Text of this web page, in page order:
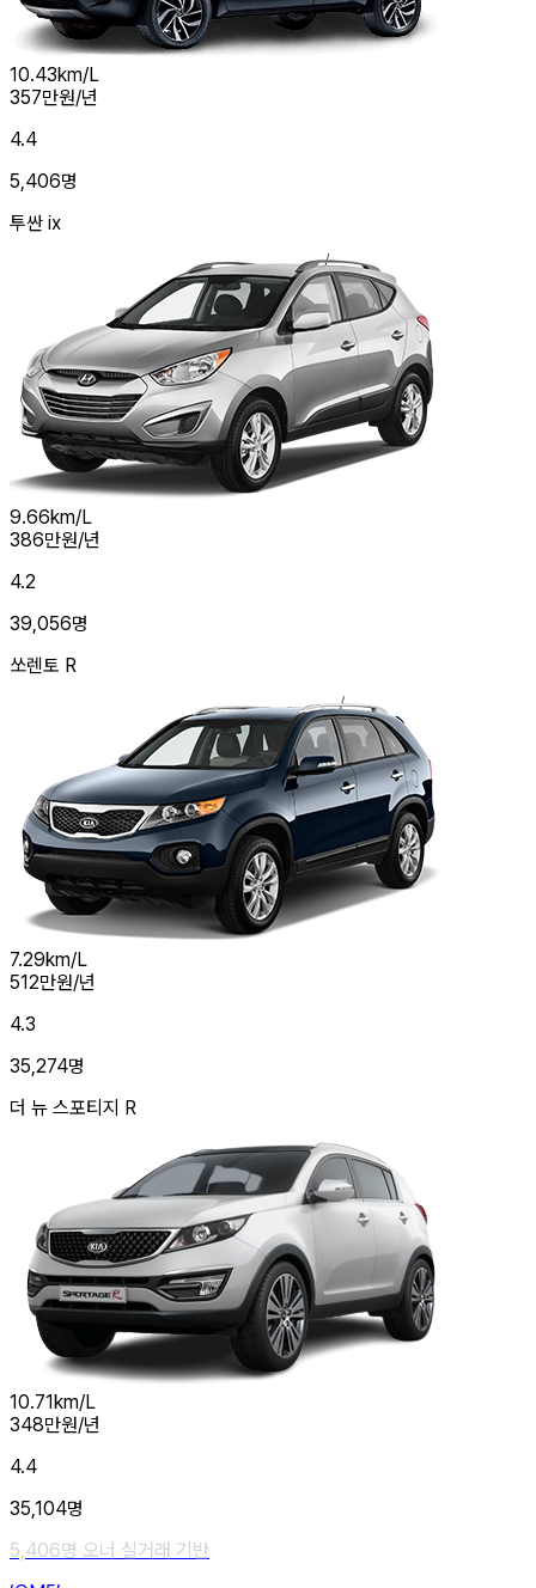
10.43km/L
357만원/년
4.4
5,406명
투싼 ix
9.66km/L
386만원/년
4.2
39,056명
쏘렌토 R
7.29km/L
512만원/년
4.3
35,274명
더 뉴 스포티지 R
10.71km/L
348만원/년
4.4
35,104명
5,406명 오너 실거래 기반